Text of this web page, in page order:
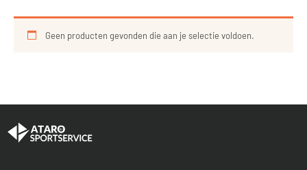
Geen producten gevonden die aan je selectie voldoen.